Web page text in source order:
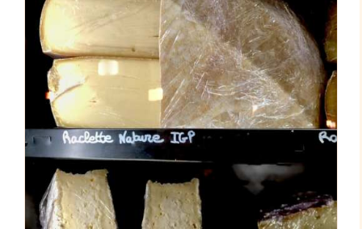
AJOUTER AU PANIER
/
DÉTAILS